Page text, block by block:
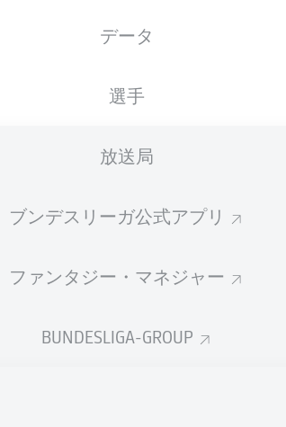
データ
選手
放送局
ブンデスリーガ公式アプリ
ファンタジー・マネジャー
BUNDESLIGA-GROUP
広告